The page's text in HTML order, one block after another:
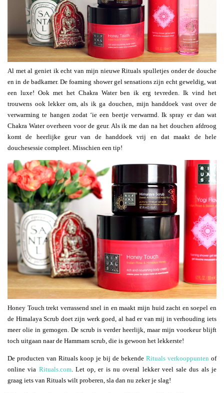
Al met al geniet ik echt van mijn nieuwe Rituals spulletjes onder de douche
en in de badkamer. De foaming shower gel sensations zijn echt geweldig, wat
een luxe! Ook met het Chakra Water ben ik erg tevreden. Ik vind het
trouwens ook lekker om, als ik ga douchen, mijn handdoek vast over de
verwarming te hangen zodat ‘ie een beetje verwarmd. Ik spray er dan wat
Chakra Water overheen voor de geur. Als ik me dan na het douchen afdroog
komt de heerlijke geur van de handdoek vrij en dat maakt de hele
douchesessie compleet. Misschien een tip!
Honey Touch trekt verrassend snel in en maakt mijn huid zacht en soepel en
de Himalaya Scrub doet zijn werk goed, al had er van mij in verhouding iets
meer olie in gemogen. De scrub is verder heerlijk, maar mijn voorkeur blijft
toch uitgaan naar de Hammam scrub, die is gewoon het lekkerste!
De producten van Rituals koop je bij de bekende Rituals verkooppunten of
online via Rituals.com. Let op, er is nu overal lekker veel sale dus als je
graag iets van Rituals wilt proberen, sla dan nu zeker je slag!